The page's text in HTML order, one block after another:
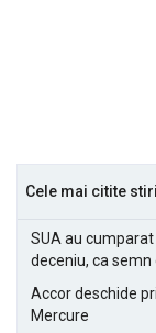
Cele mai citite stiri
SUA au
deceniu, ca semn
Accor deschide
Mercure